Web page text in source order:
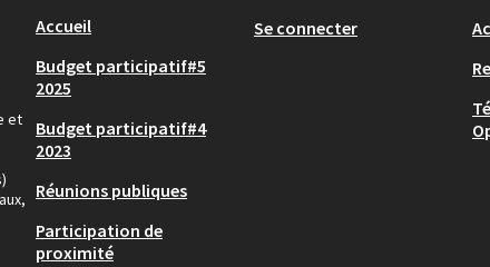
et
Accueil
Budget participatif#5
2025
Budget participatif#4
2023
Réunions publiques
Participation de
proximité
Se connecter